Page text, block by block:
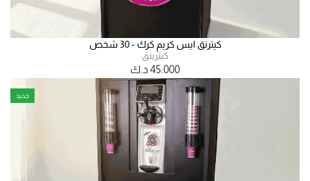
كيترنق ايس كريم كرك - 30 شخص
كيترينق
45.000د.ك
جديد